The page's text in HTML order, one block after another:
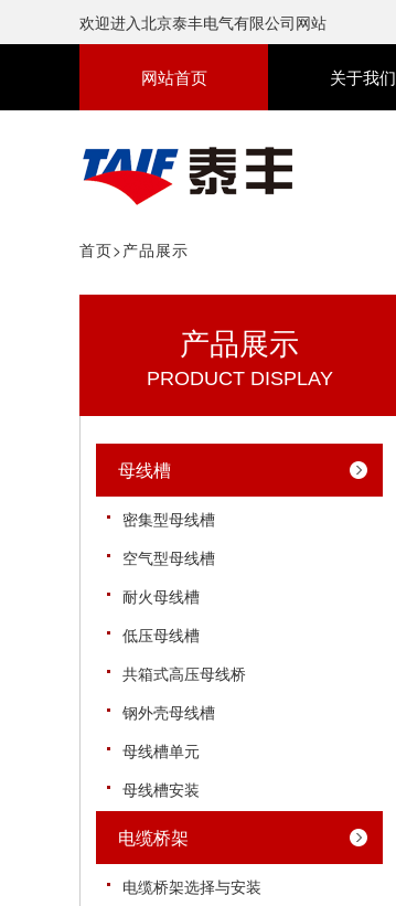
欢迎进入北京泰丰电气有限公司网站
网站首页 关于我们
首页>产品展示
产品展示
PRODUCT DISPLAY
母线槽
密集型母线槽
空气型母线槽
耐火母线槽
低压母线槽
共箱式高压母线桥
钢外壳母线槽
母线槽单元
母线槽安装
电缆桥架
电缆桥架选择与安装